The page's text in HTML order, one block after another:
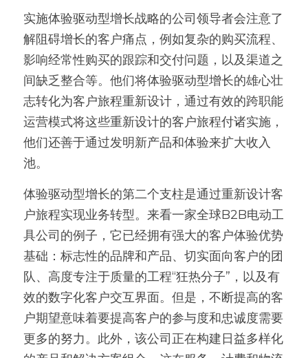
实施体验驱动型增长战略的公司领导者会注意了
解阻碍增长的客户痛点，例如复杂的购买流程、
影响经常性购买的跟踪和交付问题，以及渠道之
间缺乏整合等。他们将体验驱动型增长的雄心壮
志转化为客户旅程重新设计，通过有效的跨职能
运营模式将这些重新设计的客户旅程付诸实施，
他们还善于通过发明新产品和体验来扩大收入
池。
体验驱动型增长的第二个支柱是通过重新设计客
户旅程实现业务转型。来看一家全球B2B电动工
具公司的例子，它已经拥有强大的客户体验优势
基础：标志性的品牌和产品、切实面向客户的团
队、高度专注于质量的工程“狂热分子”，以及有
效的数字化客户交互界面。但是，不断提高的客
户期望意味着要提高客户的参与度和忠诚度需要
更多的努力。此外，该公司正在构建日益多样化